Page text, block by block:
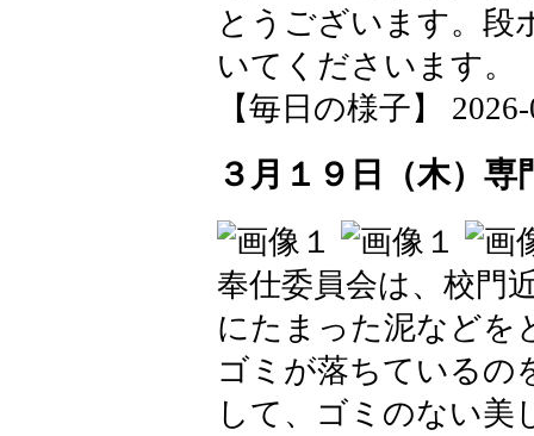
とうございます。段
いてくださいます。
【毎日の様子】
３月１９日（木）専
奉仕委員会は、校門
にたまった泥などを
ゴミが落ちているの
して、ゴミのない美